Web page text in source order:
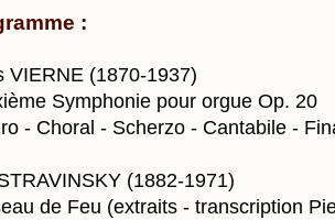
:
VIERNE (1870-1937)
Symphonie pour orgue Op. 20
- Choral - Scherzo - Cantabile -
(1882-1971)
de Feu (extraits - transcription